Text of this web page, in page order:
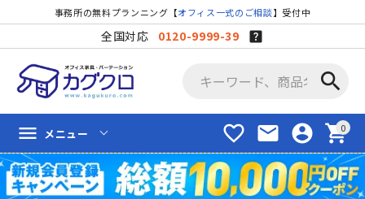
事務所の無料プランニング【オフィス一式のご相談】受付中
全国対応 0120-9999-39
search
favorite_border mail account_circle shopping_cart
menu メニュー